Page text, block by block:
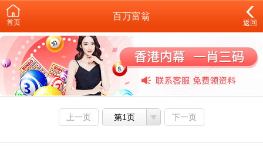
首页
百万富翁
返回
上一页 第1页 下一页